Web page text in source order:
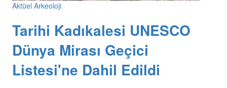
Aktüel Arkeoloji
Tarihi Kadıkalesi UNESCO
Dünya Mirası Geçici
Listesi'ne Dahil Edildi